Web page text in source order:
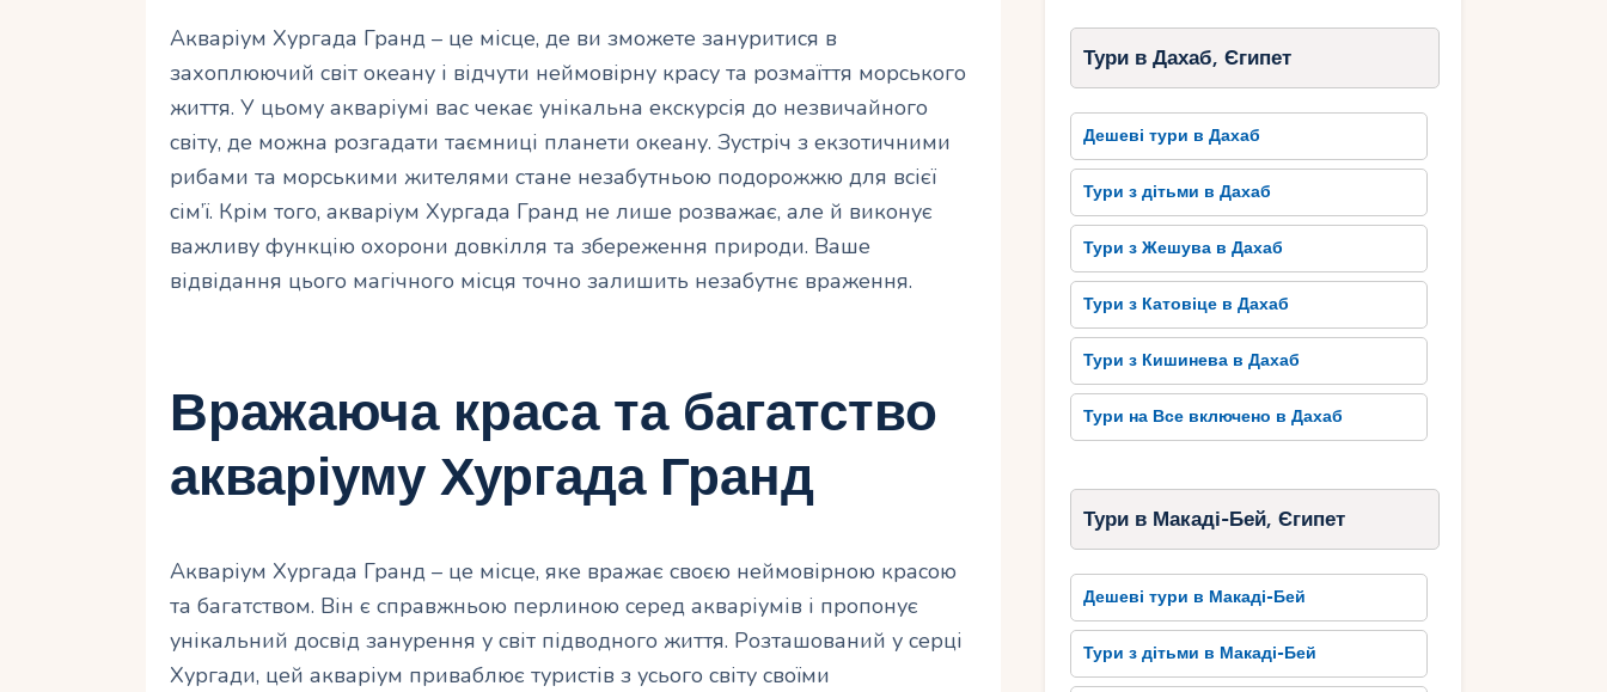
Акваріум Хургада Гранд – це місце, де ви зможете зануритися в
захоплюючий світ океану і відчути неймовірну красу та розмаїття морського
життя. У цьому акваріумі вас чекає унікальна екскурсія до незвичайного
світу, де можна розгадати таємниці планети океану. Зустріч з екзотичними
рибами та морськими жителями стане незабутньою подорожжю для всієї
сім’ї. Крім того, акваріум Хургада Гранд не лише розважає, але й виконує
важливу функцію охорони довкілля та збереження природи. Ваше
відвідання цього магічного місця точно залишить незабутнє враження.
Вражаюча краса та багатство
акваріуму Хургада Гранд
Акваріум Хургада Гранд – це місце, яке вражає своєю неймовірною красою
та багатством. Він є справжньою перлиною серед акваріумів і пропонує
унікальний досвід занурення у світ підводного життя. Розташований у серці
Хургади, цей акваріум приваблює туристів з усього світу своїми
Тури в Дахаб, Єгипет
Дешеві тури в Дахаб
Тури з дітьми в Дахаб
Тури з Жешува в Дахаб
Тури з Катовіце в Дахаб
Тури з Кишинева в Дахаб
Тури на Все включено в Дахаб
Тури в Макаді-Бей, Єгипет
Дешеві тури в Макаді-Бей
Тури з дітьми в Макаді-Бей